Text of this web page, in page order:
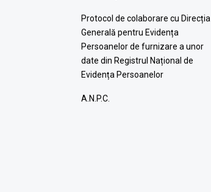
Protocol de colaborare cu Direcția
Generală pentru Evidența
Persoanelor de furnizare a unor
date din Registrul Național de
Evidența Persoanelor
A.N.P.C.